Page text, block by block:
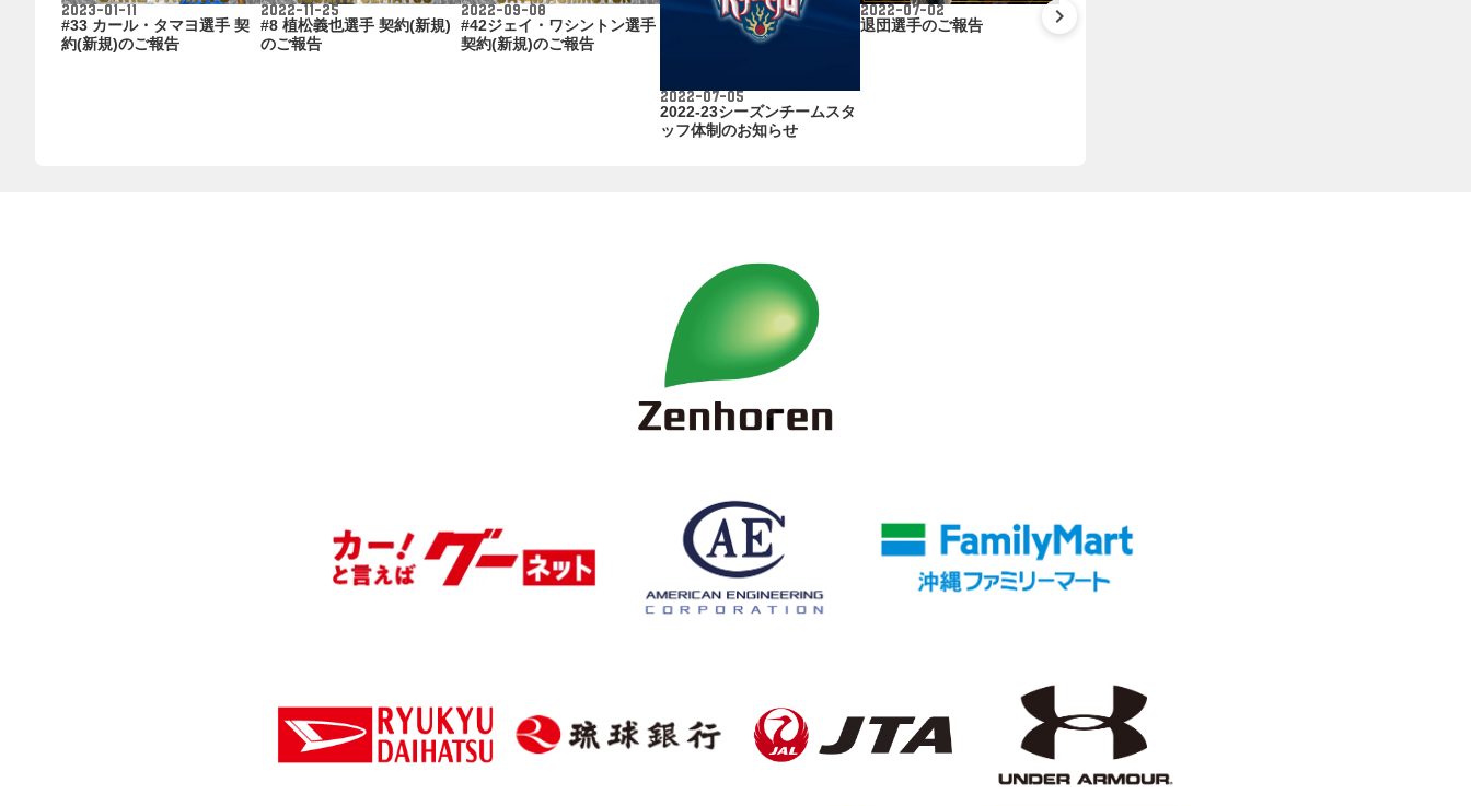
2023-01-11
#33 カール・タマヨ選手 契
約(新規)のご報告
2022-11-25
#8 植松義也選手 契約(新規)
のご報告
2022-09-08
#42ジェイ・ワシントン選手
契約(新規)のご報告
2022-07-05
2022-23シーズンチームスタ
ッフ体制のお知らせ
2022-07-02
退団選手のご報告
2022-06-30
退団選手のご報告
keyboard_arrow_right